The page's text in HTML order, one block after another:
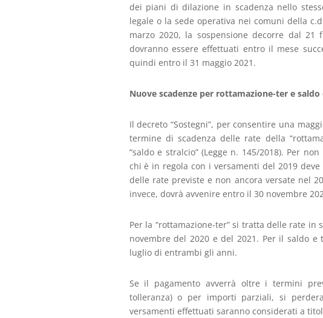
dei piani di dilazione in scadenza nello
legale o la sede operativa nei comuni della
marzo 2020, la sospensione decorre dal
dovranno essere effettuati entro il mese
quindi entro il 31 maggio 2021.
Nuove scadenze per rottamazione-ter e saldo
Il decreto “Sostegni”, per consentire una
termine di scadenza delle rate della
“saldo e stralcio” (Legge n. 145/2018). Per
chi è in regola con i versamenti del 2019
delle rate previste e non ancora versate nel
invece, dovrà avvenire entro il 30 novembre
Per la “rottamazione-ter” si tratta delle rate
novembre del 2020 e del 2021. Per il saldo
luglio di entrambi gli anni.
Se il pagamento avverrà oltre i termini
tolleranza) o per importi parziali, si
versamenti effettuati saranno considerati a